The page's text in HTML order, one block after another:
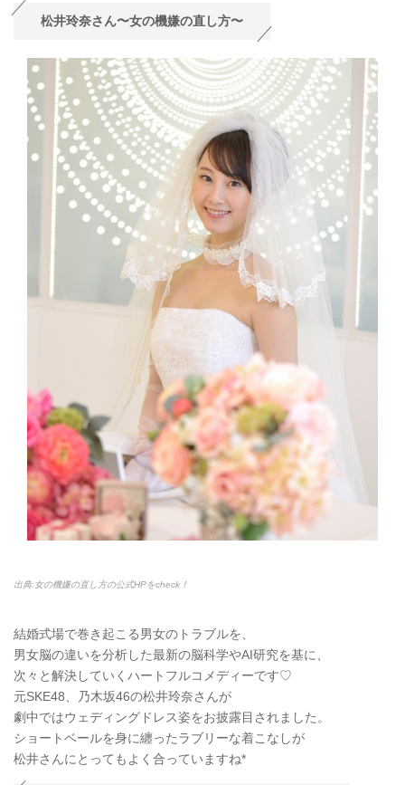
松井玲奈さん〜女の機嫌の直し方〜
出典:女の機嫌の直し方の公式HPをcheck！
結婚式場で巻き起こる男女のトラブルを、
男女脳の違いを分析した最新の脳科学やAI研究を基に、
次々と解決していくハートフルコメディーです♡
元SKE48、乃木坂46の松井玲奈さんが
劇中ではウェディングドレス姿をお披露目されました。
ショートベールを身に纏ったラブリーな着こなしが
松井さんにとってもよく合っていますね*